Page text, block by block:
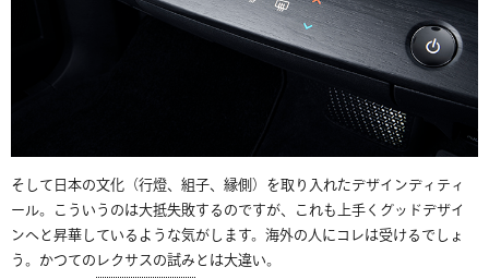
そして日本の文化（行燈、組子、縁側）を取り入れたデザインディティ
ール。こういうのは大抵失敗するのですが、これも上手くグッドデザイ
ンへと昇華しているような気がします。海外の人にコレは受けるでしょ
う。かつてのレクサスの試みとは大違い。